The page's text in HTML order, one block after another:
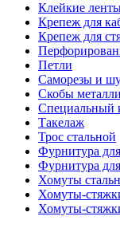
Клейкие
Крепеж для
Крепеж для
Петли
Саморезы и
Скобы
Специальный
Такелаж
Трос стальной
Фурнитура
Фурнитура
Хомуты
Хомуты-
Хомуты-